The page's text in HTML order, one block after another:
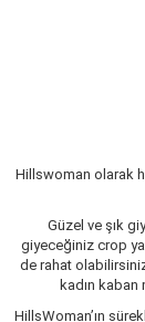
Hillswoman olarak
Güzel ve şık
giyeceğiniz crop
de rahat
kadın
HillsWoman’ın